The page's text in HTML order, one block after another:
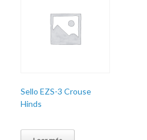
Sello EZS-3 Crouse
Hinds